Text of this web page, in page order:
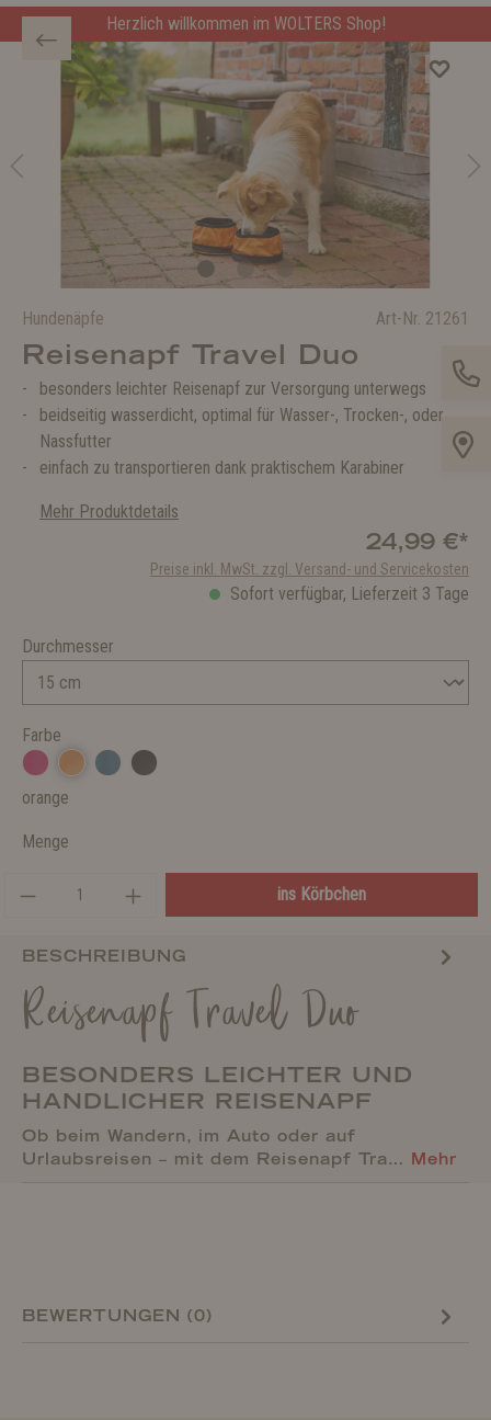
Herzlich willkommen im WOLTERS Shop!
Hundenäpfe Art-Nr. 21261
Reisenapf Travel Duo
besonders leichter Reisenapf zur Versorgung unterwegs
beidseitig wasserdicht, optimal für Wasser-, Trocken-, oder
Nassfutter
einfach zu transportieren dank praktischem Karabiner
Mehr Produktdetails
24,99 €*
Preise inkl. MwSt. zzgl. Versand- und Servicekosten
Sofort verfügbar, Lieferzeit 3 Tage
Durchmesser
Farbe
orange
Menge
ins Körbchen
BESCHREIBUNG
Reisenapf Travel Duo
BESONDERS LEICHTER UND
HANDLICHER REISENAPF
Ob beim Wandern, im Auto oder auf
Urlaubsreisen – mit dem Reisenapf Tra… Mehr
BEWERTUNGEN (0)